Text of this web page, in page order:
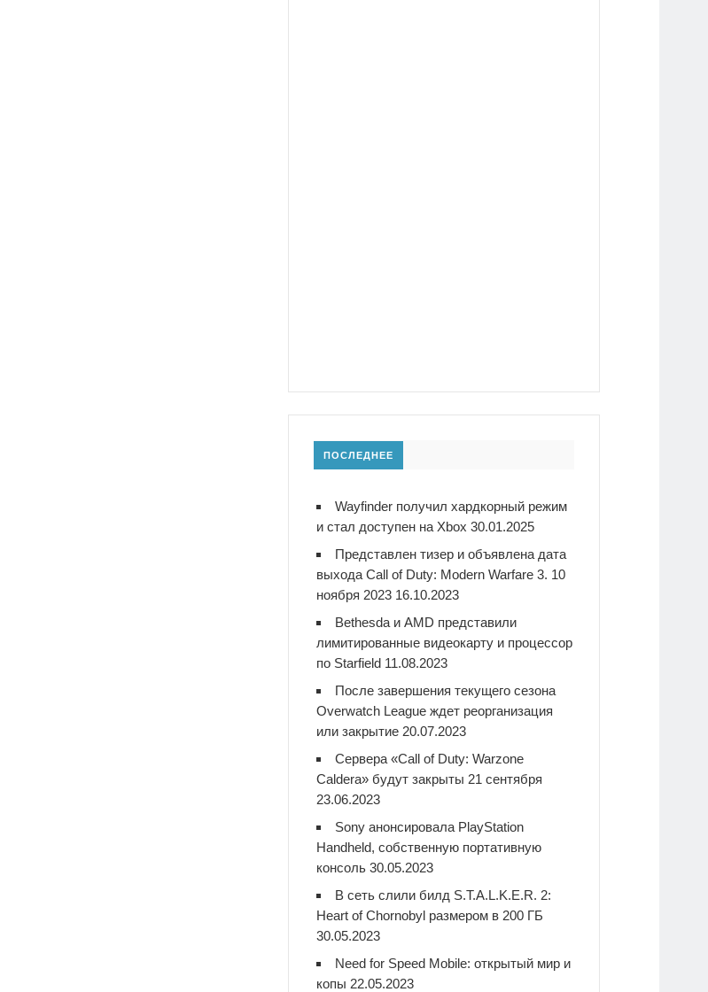
ПОСЛЕДНЕЕ
Wayfinder получил хардкорный режим
и стал доступен на Xbox 30.01.2025
Представлен тизер и объявлена дата
выхода Call of Duty: Modern Warfare 3. 10
ноября 2023 16.10.2023
Bethesda и AMD представили
лимитированные видеокарту и процессор
по Starfield 11.08.2023
После завершения текущего сезона
Overwatch League ждет реорганизация
или закрытие 20.07.2023
Сервера «Call of Duty: Warzone
Caldera» будут закрыты 21 сентября
23.06.2023
Sony анонсировала PlayStation
Handheld, собственную портативную
консоль 30.05.2023
В сеть слили билд S.T.A.L.K.E.R. 2:
Heart of Chornobyl размером в 200 ГБ
30.05.2023
Need for Speed Mobile: открытый мир и
копы 22.05.2023